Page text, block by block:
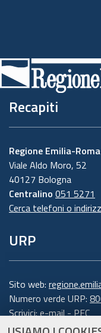
Recapiti
Regione Emilia-
Viale Aldo Moro, 52
40127 Bologna
Centralino 051 5271
Cerca telefoni o
URP
Sito web:
Numero verde URP:
Scrivici:e-mail-PEC